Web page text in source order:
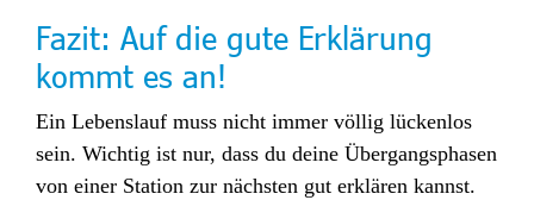
Fazit: Auf die gute Erklärung
kommt es an!
Ein Lebenslauf muss nicht immer völlig lückenlos
sein. Wichtig ist nur, dass du deine Übergangsphasen
von einer Station zur nächsten gut erklären kannst.